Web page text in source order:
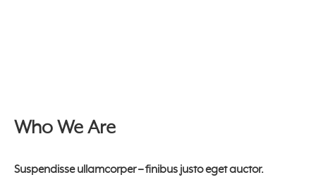
Who We Are
Suspendisse ullamcorper – finibus justo eget auctor.